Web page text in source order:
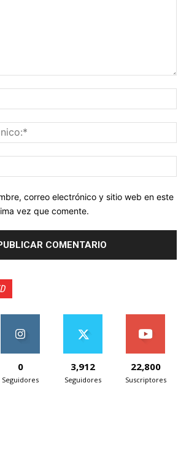
correo electrónico y sitio web en este
vez que comente.
0
Seguidores
3,912
Seguidores
22,800
Suscriptores